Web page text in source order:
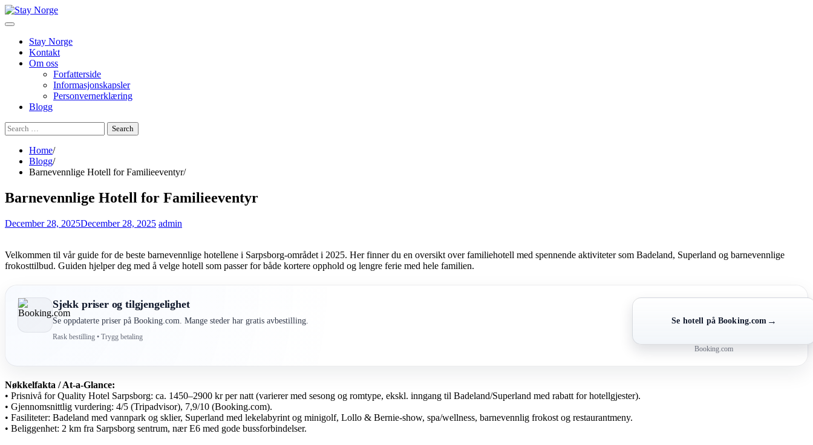
Skip
to
Stay Norge
Kontakt
Om oss
Forfatterside
Informasjonskapsler
Personvernerklæring
Blogg
Search
for:
Home
Blogg
Barnevennlige Hotell for Familieeventyr
Barnevennlige Hotell for Familieeventyr
December 28, 2025December 28, 2025 admin
Velkommen til vår guide for de beste barnevennlige hotellene i Sarpsborg-området i 2025. Her finner du en oversikt over familiehotell med spennende aktiviteter som Badeland, Superland og barnevennlige
frokosttilbud. Guiden hjelper deg med å velge hotell som passer for både kortere opphold og lengre ferie med hele familien.
Sjekk priser og tilgjengelighet
Se oppdaterte priser på Booking.com. Mange steder har gratis avbestilling.
Rask bestilling • Trygg betaling
Se hotell på Booking.com →
Booking.com
Nøkkelfakta / At-a-Glance:
• Prisnivå for Quality Hotel Sarpsborg: ca. 1450–2900 kr per natt (varierer med sesong og romtype, ekskl. inngang til Badeland/Superland med rabatt for hotellgjester).
• Gjennomsnittlig vurdering: 4/5 (Tripadvisor), 7,9/10 (Booking.com).
• Fasiliteter: Badeland med vannpark og sklier, Superland med lekelabyrint og minigolf, Lollo & Bernie-show, spa/wellness, barnevennlig frokost og restaurantmeny.
• Beliggenhet: 2 km fra Sarpsborg sentrum, nær E6 med gode bussforbindelser.